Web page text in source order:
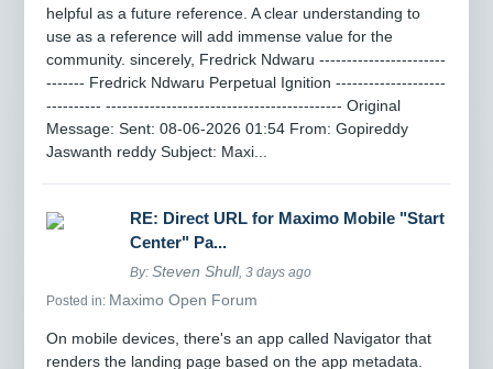
helpful as a future reference. A clear understanding to
use as a reference will add immense value for the
community. sincerely, Fredrick Ndwaru -----------------------
------- Fredrick Ndwaru Perpetual Ignition --------------------
---------- ------------------------------------------- Original
Message: Sent: 08-06-2026 01:54 From: Gopireddy
Jaswanth reddy Subject: Maxi...
RE: Direct URL for Maximo Mobile "Start
Center" Pa...
By:Steven Shull, 3 days ago
Posted in: Maximo Open Forum
On mobile devices, there's an app called Navigator that
renders the landing page based on the app metadata.